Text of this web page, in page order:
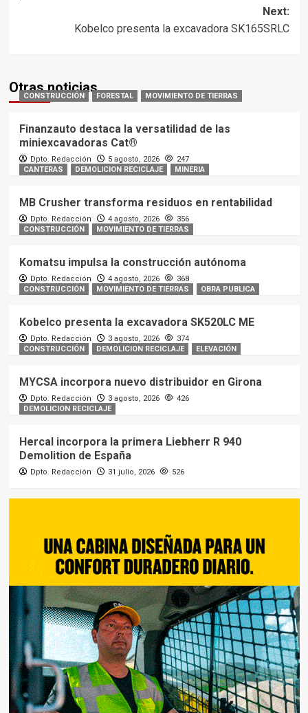
Next:
Kobelco presenta la excavadora SK165SRLC
Otras noticias
CONSTRUCCIÓN FORESTAL MOVIMIENTO DE TIERRAS
Finanzauto destaca la versatilidad de las
miniexcavadoras Cat®
Dpto. Redacción 5 agosto, 2026
247
CANTERAS
DEMOLICION RECICLAJE MINERIA
MB Crusher transforma residuos en rentabilidad
Dpto. Redacción 4 agosto, 2026
356
CONSTRUCCIÓN
MOVIMIENTO DE TIERRAS
Komatsu impulsa la construcción autónoma
Dpto. Redacción 4 agosto, 2026
368
CONSTRUCCIÓN
MOVIMIENTO DE TIERRAS OBRA PUBLICA
Kobelco presenta la excavadora SK520LC ME
Dpto. Redacción 3 agosto, 2026
374
CONSTRUCCIÓN
DEMOLICION RECICLAJE ELEVACIÓN
MYCSA incorpora nuevo distribuidor en Girona
Dpto. Redacción 3 agosto, 2026
426
DEMOLICION RECICLAJE
Hercal incorpora la primera Liebherr R 940
Demolition de España
Dpto. Redacción 31 julio, 2026 526